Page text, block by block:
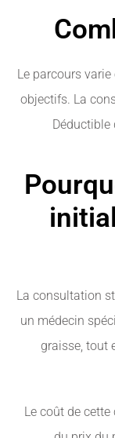
Le parcours
objectifs. La
Déductible
La consultation
un médecin
graisse, tout
Le coût de